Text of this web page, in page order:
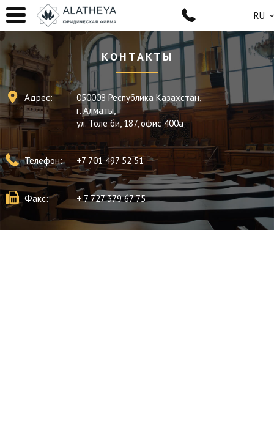
RU
КОНТАКТЫ
Адрес:
050008 Республика Казахстан,
г. Алматы,
ул. Толе би, 187, офис 400а
Телефон: +7 701 497 52 51
Факс: + 7 727 379 67 75